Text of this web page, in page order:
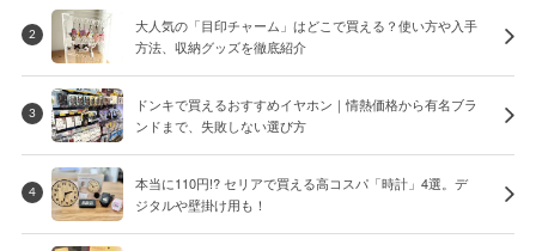
2
大人気の「目印チャーム」はどこで買える？使い方や入手
方法、収納グッズを徹底紹介
3
ドンキで買えるおすすめイヤホン｜情熱価格から有名ブラ
ンドまで、失敗しない選び方
4
本当に110円!? セリアで買える高コスパ「時計」4選。デ
ジタルや壁掛け用も！